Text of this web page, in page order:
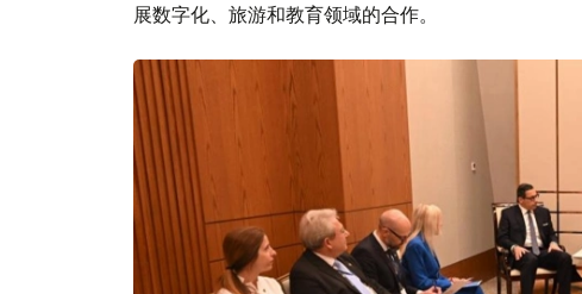
展数字化、旅游和教育领域的合作。